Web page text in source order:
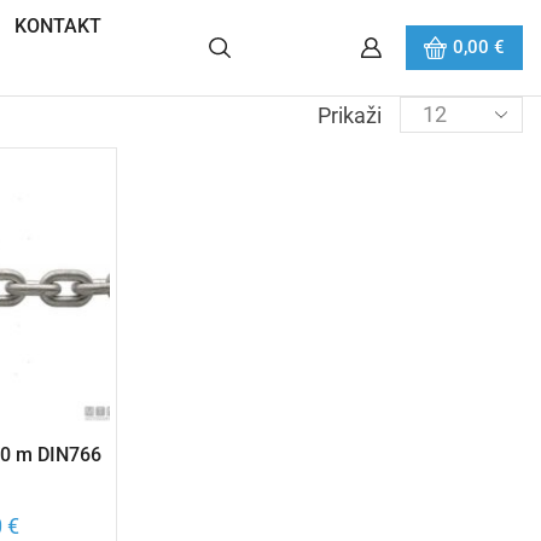
KONTAKT
0,00 €
Prikaži
m DIN766
€